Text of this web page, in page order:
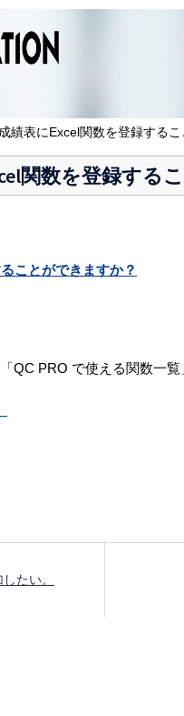
績表にExcel関数を登録するこ
関数を登録する
ことができますか？
QC PRO で使える関数一
たい。